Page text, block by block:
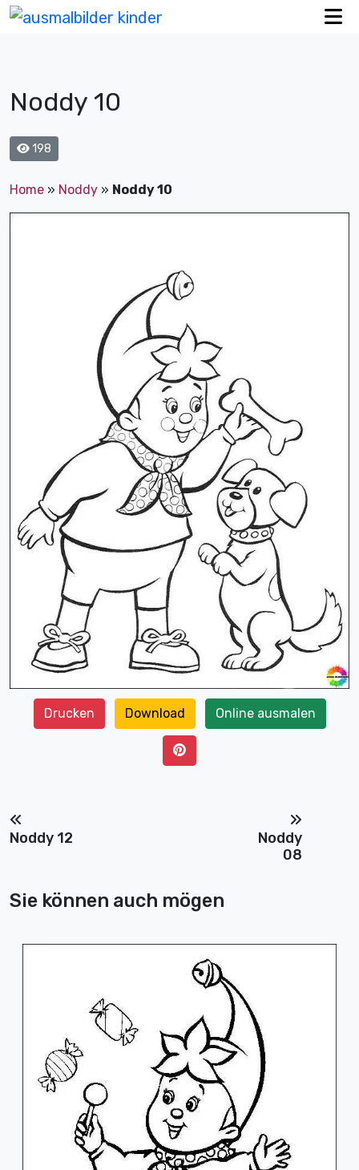
Noddy 10
198
Home » Noddy » Noddy 10
Drucken Download Online ausmalen
Noddy 12
Noddy
08
Sie können auch mögen